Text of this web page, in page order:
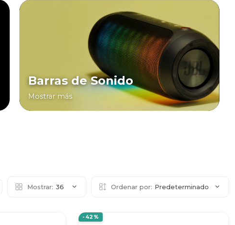
Barras de Sonido
Mostrar más
Mostrar: 36 Ordenar por: Predeterminado
-42%